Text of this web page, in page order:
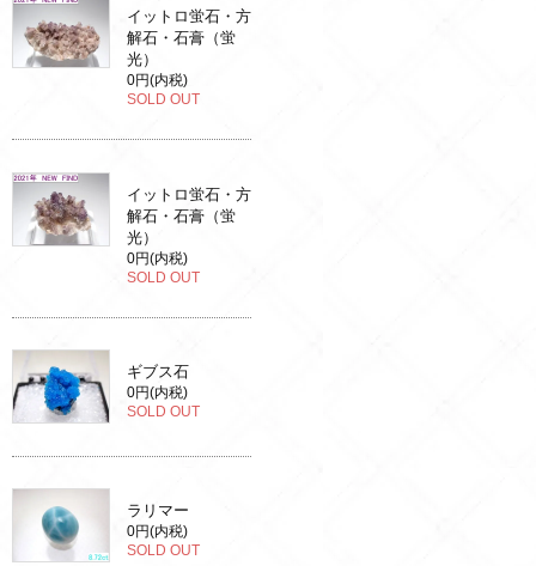
イットロ蛍石・方
解石・石膏（蛍
光）
0円(内税)
SOLD OUT
イットロ蛍石・方
解石・石膏（蛍
光）
0円(内税)
SOLD OUT
ギブス石
0円(内税)
SOLD OUT
ラリマー
0円(内税)
SOLD OUT